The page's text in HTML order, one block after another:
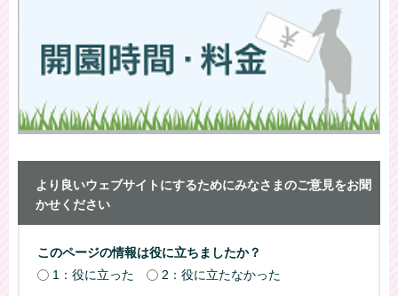
より良いウェブサイトにするためにみなさまのご意見をお聞
かせください
このページの情報は役に立ちましたか？
1：役に立った
2：役に立たなかった